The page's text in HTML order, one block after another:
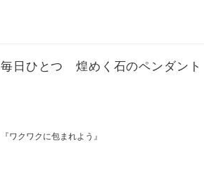
毎日ひとつ 煌めく石のペンダン
『ワクワクに包まれよう』